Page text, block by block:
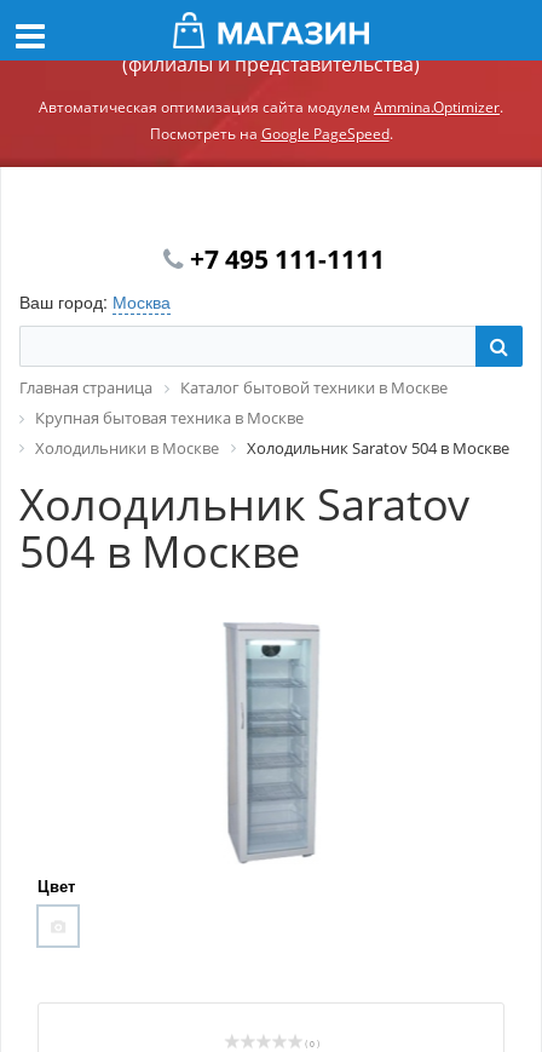
Демонстрационный сайт модуля Ammina.Регионы
(филиалы и представительства)
Автоматическая оптимизация сайта модулем Ammina.Optimizer.
Посмотреть на Google PageSpeed.
+7 495 111-1111
Ваш город: Москва
Главная страница
Каталог бытовой техники в Москве
Крупная бытовая техника в Москве
Холодильники в Москве
Холодильник Saratov 504 в Москве
Холодильник Saratov
504 в Москве
Цвет
( 0 )